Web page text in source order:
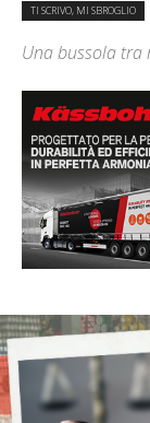
TI SCRIVO, MI SBROGLIO
Una bussola tra